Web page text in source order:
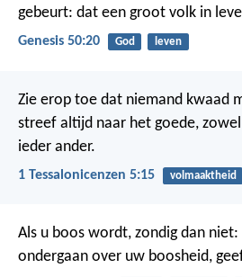
gebeurt: dat een groot volk in
Genesis 50:20 God leven
Zie erop toe dat niemand kwaad
streef altijd naar het goede,
ieder ander.
1 Tessalonicenzen 5:15 volmaaktheid
Als u boos wordt, zondig dan
ondergaan over uw boosheid,